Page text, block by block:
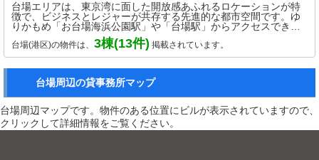
台場エリアは、東京湾に面した開放感あふれるロケーションが特
徴で、ビジネスとレジャーが共存する先進的な都市空間です。ゆ
りかもめ「お台場海浜公園駅」や「台場駅」からアクセスでき、
都心部へもスムーズに移動可能。周辺には大型商業施設やホテ
ル、コンベンション施設が充実しており、来客対応やイベント開
催にも適した環境です。ベイエリアならではの景観は、働く環境
としての魅力も高く、社員の満足度向上にも貢献します。企業の
イメージアップや働きやすさを重視する企業におすすめのエリア
です。
台場(港区)の物件は、 3棟(13件) 掲載されています。
台場周辺の貸事務所マップ
台場周辺マップです。物件のある位置にビルが表示されていますので、
クリックして詳細情報をご覧ください。